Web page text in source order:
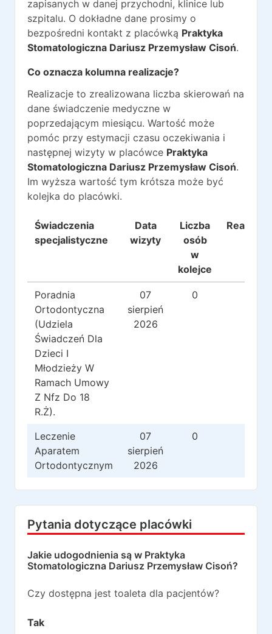
zapisanych w danej przychodni, klinice lub
szpitalu. O dokładne dane prosimy o
bezpośredni kontakt z placówką Praktyka
Stomatologiczna Dariusz Przemysław Cisoń.
Co oznacza kolumna realizacje?
Realizacje to zrealizowana liczba skierowań na
dane świadczenie medyczne w
poprzedającym miesiącu. Wartość może
pomóc przy estymacji czasu oczekiwania i
następnej wizyty w placówce Praktyka
Stomatologiczna Dariusz Przemysław Cisoń.
Im wyższa wartość tym krótsza może być
kolejka do placówki.
Świadczenia
specjalistyczne
Data
wizyty
Liczba
osób
w
kolejce
Poradnia
Ortodontyczna
(Udziela
Świadczeń Dla
Dzieci I
Młodzieży W
Ramach Umowy
Z Nfz Do 18
R.Ż).
07
sierpień
2026
0
Leczenie
Aparatem
Ortodontycznym
07
sierpień
2026
0
Pytania dotyczące placówki
Jakie udogodnienia są w Praktyka
Stomatologiczna Dariusz Przemysław Cisoń?
Czy dostępna jest toaleta dla pacjentów?
Tak